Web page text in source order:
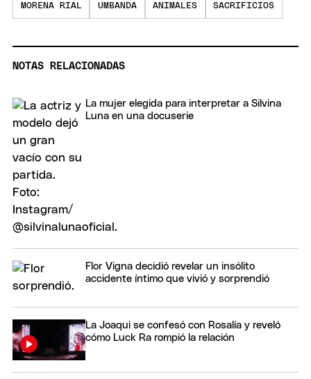
MORENA RIAL UMBANDA ANIMALES SACRIFICIOS
NOTAS RELACIONADAS
La mujer elegida para interpretar a Silvina
Luna en una docuserie
Flor Vigna decidió revelar un insólito
accidente íntimo que vivió y sorprendió
La Joaqui se confesó con Rosalía y reveló
cómo Luck Ra rompió la relación